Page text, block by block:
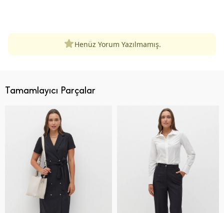
Henüz Yorum Yazılmamış.
Tamamlayıcı Parçalar